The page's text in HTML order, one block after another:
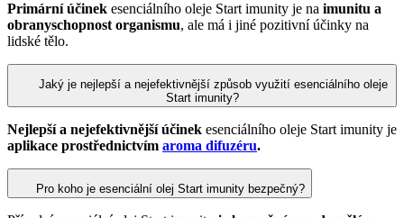
Primární účinek esenciálního oleje Start imunity je na imunitu a
obranyschopnost organismu, ale má i jiné pozitivní účinky na
lidské tělo.
Jaký je nejlepší a nejefektivnější způsob využití esenciálního oleje
Start imunity?
Nejlepší a nejefektivnější účinek esenciálního oleje Start imunity je
aplikace prostřednictvím aroma difuzéru.
Pro koho je esenciální olej Start imunity bezpečný?